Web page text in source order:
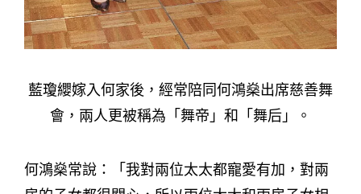
藍瓊纓嫁入何家後，經常陪同何鴻燊出席慈善舞
會，兩人更被稱為「舞帝」和「舞后」。
何鴻燊常說：「我對兩位太太都寵愛有加，對兩